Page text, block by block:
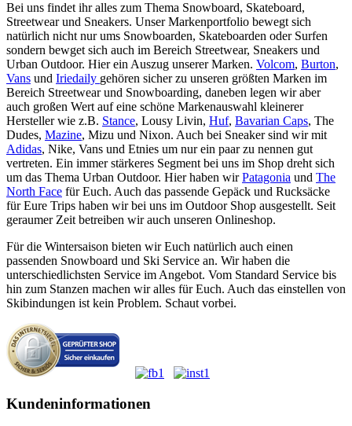
Bei uns findet ihr alles zum Thema Snowboard, Skateboard,
Streetwear und Sneakers. Unser Markenportfolio bewegt sich
natürlich nicht nur ums Snowboarden, Skateboarden oder Surfen
sondern bewget sich auch im Bereich Streetwear, Sneakers und
Urban Outdoor. Hier ein Auszug unserer Marken. Volcom, Burton,
Vans und Iriedaily gehören sicher zu unseren größten Marken im
Bereich Streetwear und Snowboarding, daneben legen wir aber
auch großen Wert auf eine schöne Markenauswahl kleinerer
Hersteller wie z.B. Stance, Lousy Livin, Huf, Bavarian Caps, The
Dudes, Mazine, Mizu und Nixon. Auch bei Sneaker sind wir mit
Adidas, Nike, Vans und Etnies um nur ein paar zu nennen gut
vertreten. Ein immer stärkeres Segment bei uns im Shop dreht sich
um das Thema Urban Outdoor. Hier haben wirPatagonia und The
North Face für Euch. Auch das passende Gepäck und Rucksäcke
für Eure Trips haben wir bei uns im Outdoor Shop ausgestellt. Seit
geraumer Zeit betreiben wir auch unseren Onlineshop.
Für die Wintersaison bieten wir Euch natürlich auch einen
passenden Snowboard und Ski Service an. Wir haben die
unterschiedlichsten Service im Angebot. Vom Standard Service bis
hin zum Stanzen machen wir alles für Euch. Auch das einstellen von
Skibindungen ist kein Problem. Schaut vorbei.
Kundeninformationen